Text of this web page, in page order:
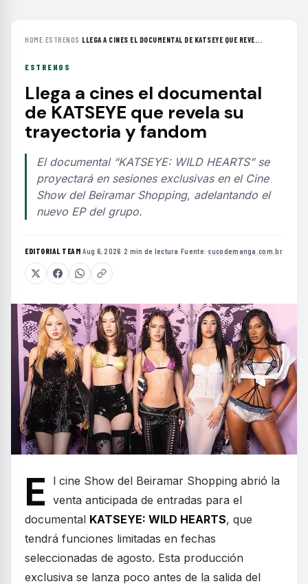
HOME›ESTRENOS ›LLEGA A CINES EL DOCUMENTAL DE KATSEYE QUE REVE...
ESTRENOS
Llega a cines el documental
de KATSEYE que revela su
trayectoria y fandom
El documental “KATSEYE: WILD HEARTS” se
proyectará en sesiones exclusivas en el Cine
Show del Beiramar Shopping, adelantando el
nuevo EP del grupo.
EDITORIAL TEAM·Aug 6, 2026 ·2 min de lectura ·Fuente: sucodemanga.com.br
E
l cine Show del Beiramar Shopping abrió la
venta anticipada de entradas para el
documental KATSEYE: WILD HEARTS, que
tendrá funciones limitadas en fechas
seleccionadas de agosto. Esta producción
exclusiva se lanza poco antes de la salida del